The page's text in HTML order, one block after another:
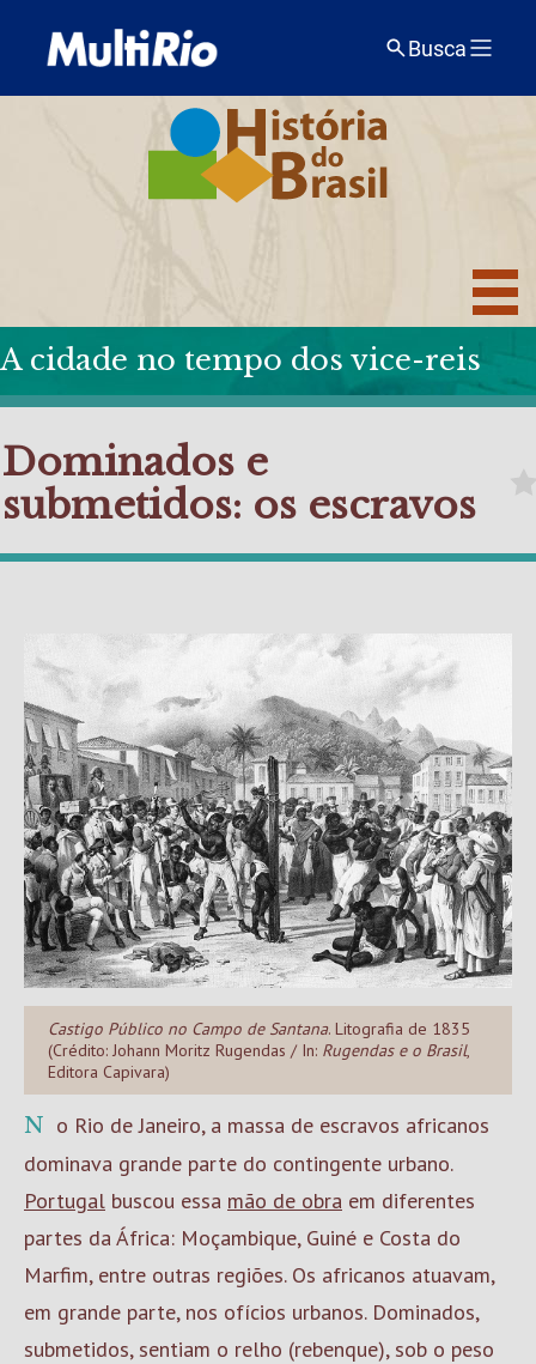
Busca
A cidade no tempo dos vice-reis
Dominados e
submetidos: os escravos
Castigo Público no Campo de Santana. Litografia de 1835
(Crédito: Johann Moritz Rugendas / In: Rugendas e o Brasil,
Editora Capivara)
No Rio de Janeiro, a massa de escravos africanos
dominava grande parte do contingente urbano.
Portugal buscou essa mão de obra em diferentes
partes da África: Moçambique, Guiné e Costa do
Marfim, entre outras regiões. Os africanos atuavam,
em grande parte, nos ofícios urbanos. Dominados,
submetidos, sentiam o relho (rebenque), sob o peso